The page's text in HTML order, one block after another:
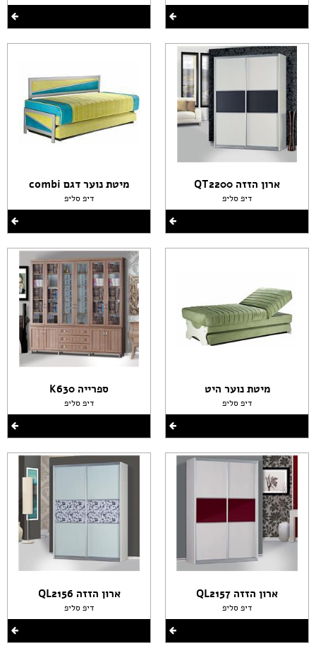
ארון הזזה QT2200
דיפ סליפ
מיטת נוער היט
דיפ סליפ
ארון הזזה QL2157
דיפ סליפ
מיטת נוער דגם combi
דיפ סליפ
ספרייה K630
דיפ סליפ
ארון הזזה QL2156
דיפ סליפ